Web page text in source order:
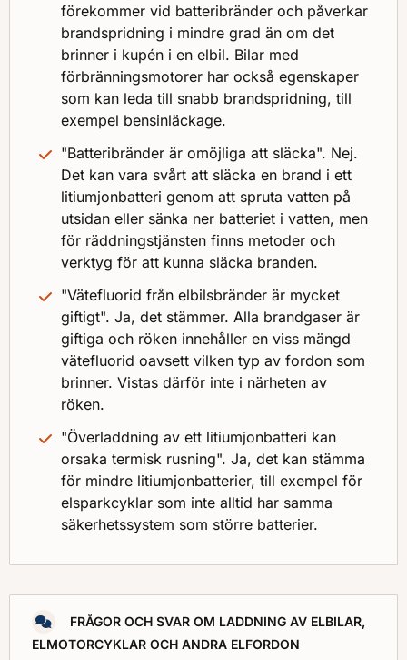
förekommer vid batteribränder och påverkar
brandspridning i mindre grad än om det
brinner i kupén i en elbil. Bilar med
förbränningsmotorer har också egenskaper
som kan leda till snabb brandspridning, till
exempel bensinläckage.
"Batteribränder är omöjliga att släcka". Nej.
Det kan vara svårt att släcka en brand i ett
litiumjonbatteri genom att spruta vatten på
utsidan eller sänka ner batteriet i vatten, men
för räddningstjänsten finns metoder och
verktyg för att kunna släcka branden.
"Vätefluorid från elbilsbränder är mycket
giftigt". Ja, det stämmer. Alla brandgaser är
giftiga och röken innehåller en viss mängd
vätefluorid oavsett vilken typ av fordon som
brinner. Vistas därför inte i närheten av
röken.
"Överladdning av ett litiumjonbatteri kan
orsaka termisk rusning". Ja, det kan stämma
för mindre litiumjonbatterier, till exempel för
elsparkcyklar som inte alltid har samma
säkerhetssystem som större batterier.
FRÅGOR OCH SVAR OM LADDNING AV ELBILAR,
ELMOTORCYKLAR OCH ANDRA ELFORDON